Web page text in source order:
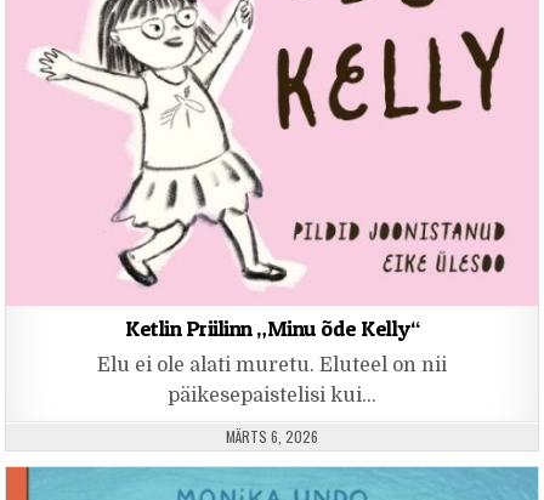
Ketlin Priilinn „Minu õde Kelly“
Elu ei ole alati muretu. Eluteel on nii
päikesepaistelisi kui…
PUBLISHED DATE:
MÄRTS 6, 2026